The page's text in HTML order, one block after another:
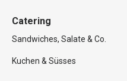
Catering
Sandwiches, Salate & Co.
Kuchen & Süsses